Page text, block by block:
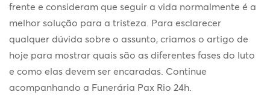
frente e consideram que seguir a vida normalmente é a
melhor solução para a tristeza. Para esclarecer
qualquer dúvida sobre o assunto, criamos o artigo de
hoje para mostrar quais são as diferentes fases do luto
e como elas devem ser encaradas. Continue
acompanhando a Funerária Pax Rio 24h.